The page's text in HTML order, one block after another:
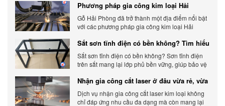
khách hàng. Xem ngay nhé.
Phương pháp gia công kim loại Hải
Phòng phổ biến hiện nay
Gỗ Hải Phòng đã trở thành một địa điểm nổi bật
với các phương pháp gia công kim loại Hải
Sắt sơn tĩnh điện có bền không? Tìm hiểu
chi tiết
Sắt sơn tĩnh điện có bền không? Sơn tĩnh điện
trên sắt mang lại lớp phủ bền vững, giúp bảo vệ
động bên ngoài.
Nhận gia công cắt laser ở đâu vừa rẻ, vừa
chất lượng
Dịch vụ nhận gia công cắt laser kim loại không
chỉ đáp ứng nhu cầu đa dạng mà còn mang lại